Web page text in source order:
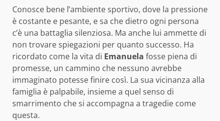
Conosce bene l’ambiente sportivo, dove la pressione
è costante e pesante, e sa che dietro ogni persona
c’è una battaglia silenziosa. Ma anche lui ammette di
non trovare spiegazioni per quanto successo. Ha
ricordato come la vita di Emanuela fosse piena di
promesse, un cammino che nessuno avrebbe
immaginato potesse finire così. La sua vicinanza alla
famiglia è palpabile, insieme a quel senso di
smarrimento che si accompagna a tragedie come
questa.